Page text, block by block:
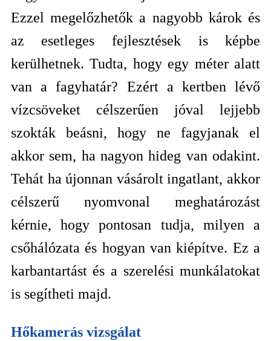
Ezzel megelőzhetők a nagyobb károk és
az esetleges fejlesztések is képbe
kerülhetnek. Tudta, hogy egy méter alatt
van a fagyhatár? Ezért a kertben lévő
vízcsöveket célszerűen jóval lejjebb
szokták beásni, hogy ne fagyjanak el
akkor sem, ha nagyon hideg van odakint.
Tehát ha újonnan vásárolt ingatlant, akkor
célszerű nyomvonal meghatározást
kérnie, hogy pontosan tudja, milyen a
csőhálózata és hogyan van kiépítve. Ez a
karbantartást és a szerelési munkálatokat
is segítheti majd.
Hőkamerás vizsgálat